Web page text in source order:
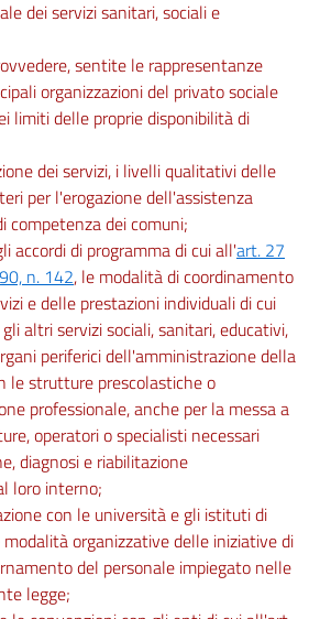
dei servizi sanitari, sociali e
sentite le rappresentanze
organizzazioni del privato sociale
limiti delle proprie disponibilità di
dei servizi, i livelli qualitativi delle
per l'erogazione dell'assistenza
competenza dei comuni;
accordi di programma di cui all'art. 27
n. 142, le modalità di coordinamento
e delle prestazioni individuali di cui
altri servizi sociali, sanitari, educativi,
periferici dell'amministrazione della
le strutture prescolastiche o
professionale, anche per la messa a
operatori o specialisti necessari
diagnosi e riabilitazione
loro interno;
con le università e gli istituti di
organizzative delle iniziative di
del personale impiegato nelle
legge;